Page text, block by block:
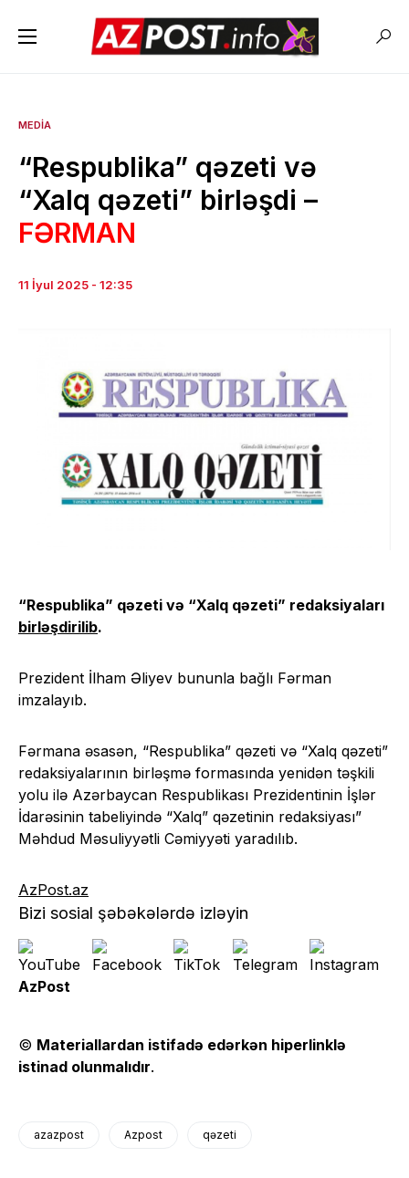
MEDIA
“Respublika” qəzeti və
“Xalq qəzeti” birləşdi –
FƏRMAN
11 İyul 2025 - 12:35
“Respublika” qəzeti və “Xalq qəzeti” redaksiyaları
birləşdirilib.
Prezident İlham Əliyev bununla bağlı Fərman
imzalayıb.
Fərmana əsasən, “Respublika” qəzeti və “Xalq qəzeti”
redaksiyalarının birləşmə formasında yenidən təşkili
yolu ilə Azərbaycan Respublikası Prezidentinin İşlər
İdarəsinin tabeliyində “Xalq” qəzetinin redaksiyası”
Məhdud Məsuliyyətli Cəmiyyəti yaradılıb.
AzPost.az
Bizi sosial şəbəkələrdə izləyin
AzPost
© Materiallardan istifadə edərkən hiperlinklə
istinad olunmalıdır.
azazpost Azpost qəzeti